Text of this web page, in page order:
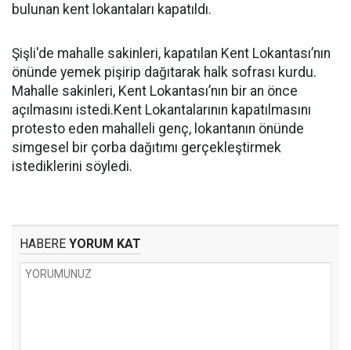
bulunan kent lokantaları kapatıldı.
Şişli'de mahalle sakinleri, kapatılan Kent Lokantası’nın
önünde yemek pişirip dağıtarak halk sofrası kurdu.
Mahalle sakinleri, Kent Lokantası’nın bir an önce
açılmasını istedi.Kent Lokantalarının kapatılmasını
protesto eden mahalleli genç, lokantanın önünde
simgesel bir çorba dağıtımı gerçekleştirmek
istediklerini söyledi.
HABERE YORUM KAT